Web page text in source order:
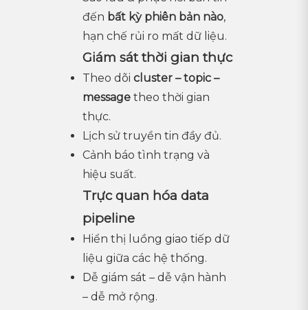
đến bất kỳ phiên bản nào,
hạn chế rủi ro mất dữ liệu.
Giám sát thời gian thực
Theo dõi cluster – topic –
message theo thời gian
thực.
Lịch sử truyền tin đầy đủ.
Cảnh báo tình trạng và
hiệu suất.
Trực quan hóa data
pipeline
Hiển thị luồng giao tiếp dữ
liệu giữa các hệ thống.
Dễ giám sát – dễ vận hành
– dễ mở rộng.